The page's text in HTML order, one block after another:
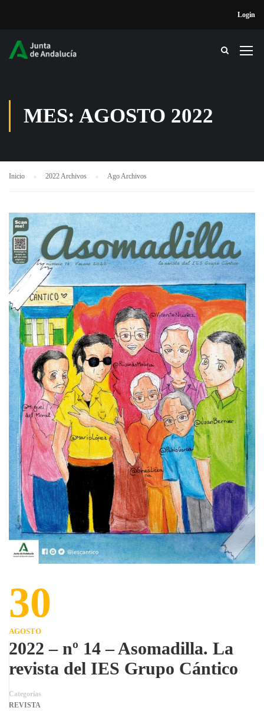
Login
MES: AGOSTO 2022
Inicio 2022 Archivos Ago Archivos
30
AGOSTO
2022 – nº 14 – Asomadilla. La
revista del IES Grupo Cántico
Categorías
REVISTA